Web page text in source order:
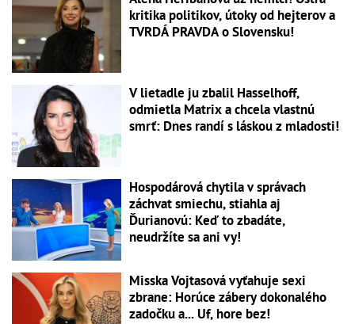
kritika politikov, útoky od hejterov a
TVRDÁ PRAVDA o Slovensku!
V lietadle ju zbalil Hasselhoff,
odmietla Matrix a chcela vlastnú
smrť: Dnes randí s láskou z mladosti!
Hospodárová chytila v správach
záchvat smiechu, stiahla aj
Ďurianovú: Keď to zbadáte,
neudržíte sa ani vy!
Misska Vojtasová vyťahuje sexi
zbrane: Horúce zábery dokonalého
zadočku a... Uf, hore bez!